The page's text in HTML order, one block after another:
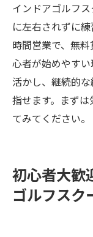
初心者
通い放題の
通い放
ゴルフ
好きな
初心者
自分の
プ
インドア
インドアゴルフ
に左右されずに
時間営業で、無
心者が始めやす
活かし、継続的
指せます。まず
てみてください。
初心者大歓
ゴルフスク